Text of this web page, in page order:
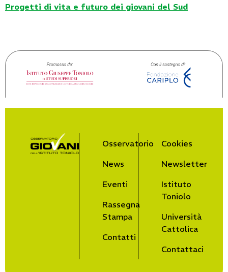
Progetti di vita e futuro dei giovani del Sud
Osservatorio
News
Eventi
Rassegna
Stampa
Contatti
Cookies
Newsletter
Istituto
Toniolo
Università
Cattolica
Contattaci